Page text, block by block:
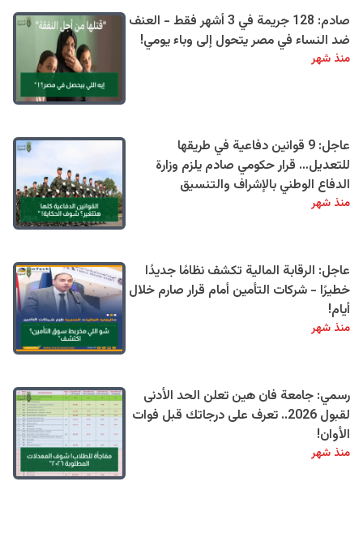
صادم: 128 جريمة في 3 أشهر فقط - العنف
ضد النساء في مصر يتحول إلى وباء يومي!
منذ شهر
عاجل: 9 قوانين دفاعية في طريقها
للتعديل… قرار حكومي صادم يلزم وزارة
الدفاع الوطني بالإشراف والتنسيق
منذ شهر
عاجل: الرقابة المالية تكشف نظامًا جديدًا
خطيرًا - شركات التأمين أمام قرار صارم خلال
أيام!
منذ شهر
رسمي: جامعة فان هين تعلن الحد الأدنى
لقبول 2026.. تعرف على درجاتك قبل فوات
الأوان!
منذ شهر